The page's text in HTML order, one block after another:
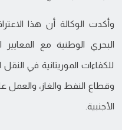
وأكدت الوكالة أن هذا
البحري الوطنية مع
للكفاءات الموريتانية في
وقطاع النفط والغاز، والعمل
الأجنبية.